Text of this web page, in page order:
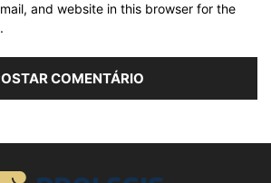
and website in this browser for the